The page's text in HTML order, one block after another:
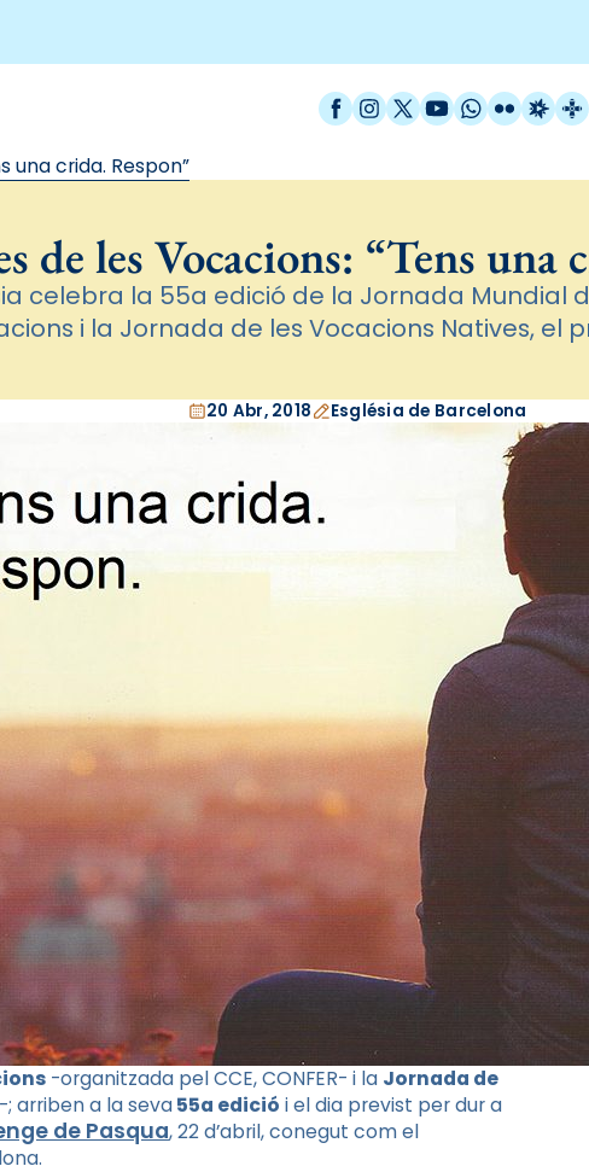
Facebook
Instagram
X / Twitter
YouTube
WhatsApp
FlickrRadio
una crida. Respon”
de les Vocacions: “Tens una
celebra la 55a edició de la Jornada Mundial
i la Jornada de les Vocacions Natives, el
20 Abr, 2018 Església de Barcelona
-organitzada pel CCE, CONFER- i la Jornada de
; arriben a la seva55a edició i el dia previst per dur a
de Pasqua, 22 d’abril, conegut com el